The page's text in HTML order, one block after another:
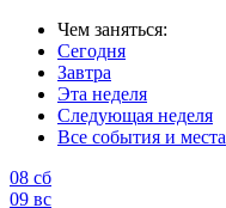
Чем заняться:
Сегодня
Завтра
Эта неделя
Следующая неделя
Все события и места
08 сб
09 вс